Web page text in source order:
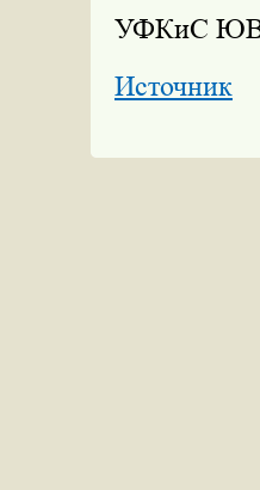
УФКиС
Источник